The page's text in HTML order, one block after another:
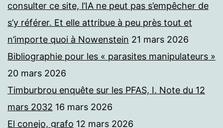
consulter ce site, l’IA ne peut pas s’empêcher de
s’y référer. Et elle attribue à peu près tout et
n’importe quoi à Nowenstein 21 mars 2026
Bibliographie pour les « parasites manipulateurs »
20 mars 2026
Timburbrou enquête sur les PFAS, I. Note du 12
mars 2032 16 mars 2026
El conejo, grafo 12 mars 2026